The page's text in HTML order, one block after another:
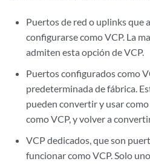
Puertos de red o uplinks que
configurarse como VCP. La
admiten esta opción de VCP.
Puertos configurados como
predeterminada de fábrica.
pueden convertir y usar
como VCP, y volver a
VCP dedicados, que son
funcionar como VCP. Solo